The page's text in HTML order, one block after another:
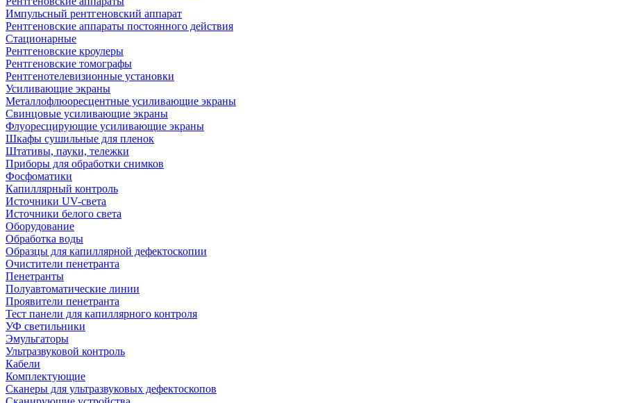
Импульсный рентгеновский аппарат
Рентгеновские аппараты постоянного действия
Стационарные
Рентгеновские кроулеры
Рентгеновские томографы
Рентгенотелевизионные установки
Усиливающие экраны
Металлофлюоресцентные усиливающие экраны
Свинцовые усиливающие экраны
Флуоресцирующие усиливающие экраны
Шкафы сушильные для пленок
Штативы, пауки, тележки
Приборы для обработки снимков
Фосфоматики
Капиллярный контроль
Источники UV-света
Источники белого света
Оборудование
Обработка воды
Образцы для капиллярной дефектоскопии
Очистители пенетранта
Пенетранты
Полуавтоматические линии
Проявители пенетранта
Тест панели для капиллярного контроля
УФ светильники
Эмульгаторы
Ультразвуковой контроль
Кабели
Комплектующие
Сканеры для ультразвуковых дефектоскопов